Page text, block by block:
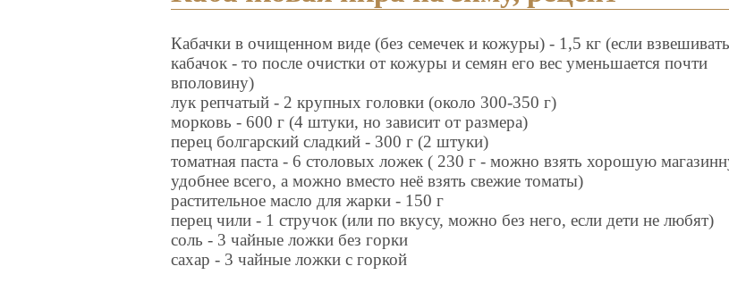
Кабачки в очищенном виде (без семечек и кожуры) - 1,5 кг (если
кабачок - то после очистки от кожуры и семян его вес уменьшается почти
вполовину)
лук репчатый - 2 крупных головки (около 300-350 г)
морковь - 600 г (4 штуки, но зависит от размера)
перец болгарский сладкий - 300 г (2 штуки)
томатная паста - 6 столовых ложек ( 230 г - можно взять хорошую
удобнее всего, а можно вместо неё взять свежие томаты)
растительное масло для жарки - 150 г
перец чили - 1 стручок (или по вкусу, можно без него, если дети не любят)
соль - 3 чайные ложки без горки
сахар - 3 чайные ложки с горкой